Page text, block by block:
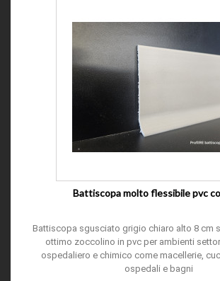
Battiscopa molto flessibile pvc
Battiscopa sgusciato grigio chiaro alto 8 cm
ottimo zoccolino in pvc per ambienti
ospedaliero e chimico come macellerie,
ospedali e bagni